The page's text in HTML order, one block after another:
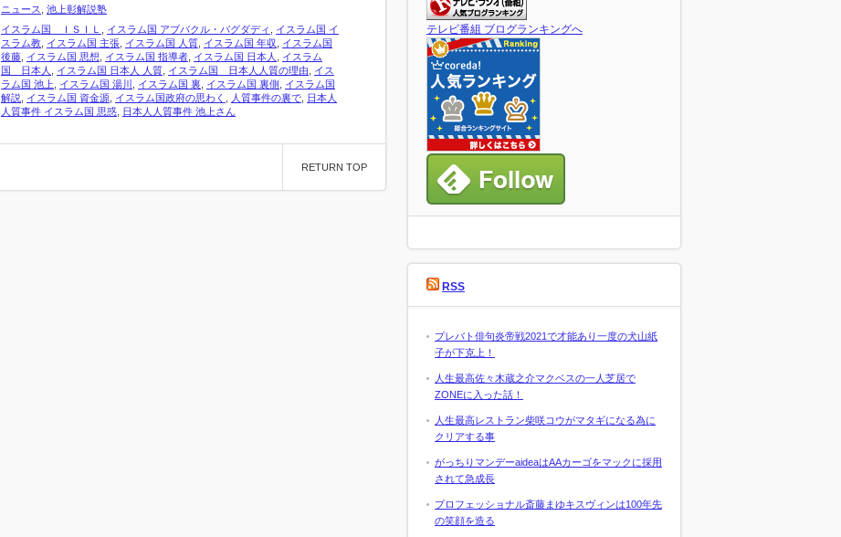
ニュース
池上彰解説塾
イスラム国 ＩＳＩＬ
イスラム国 アブバクル・バグダディ
イスラム国 イ
スラム教 イスラム国 主張 イスラム国 人質 イスラム国 年収
イスラム国
後藤 イスラム国 思想 イスラム国 指導者 イスラム国 日本人
イスラム
国 日本人
イスラム国 日本人 人質 イスラム国 日本人人質の理由
イス
ラム国 池上
イスラム国 湯川 イスラム国 裏 イスラム国 裏側
イスラム国
解説
イスラム国 資金源 イスラム国政府の思わく 人質事件の裏で 日本人
人質事件 イスラム国 思惑 日本人人質事件 池上さん
RETURN TOP
テレビ番組 ブログランキングへ
RSS
プレバト俳句炎帝戦2021で才能あり一度の犬山紙
子が下克上！
人生最高佐々木蔵之介マクベスの一人芝居で
ZONEに入った話！
人生最高レストラン柴咲コウがマタギになる為に
クリアする事
がっちりマンデーaideaはAAカーゴをマックに採用
されて急成長
プロフェッショナル斎藤まゆキスヴィンは100年先
の笑顔を造る